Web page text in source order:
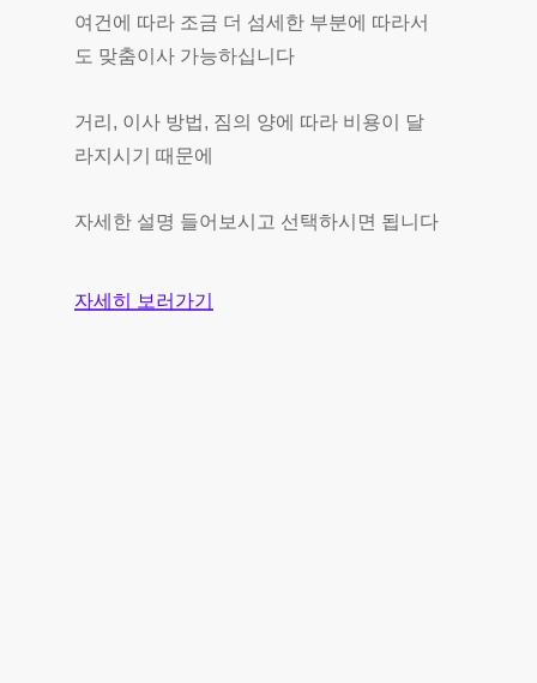
여건에 따라 조금 더 섬세한 부분에 따라서
도 맞춤이사 가능하십니다
거리, 이사 방법, 짐의 양에 따라 비용이 달
라지시기 때문에
자세한 설명 들어보시고 선택하시면 됩니다
자세히 보러가기